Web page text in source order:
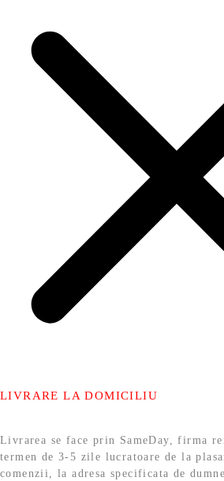
LIVRARE LA DOMICILIU
Livrarea se face prin SameDay, firma
termen de 3-5 zile lucratoare de la
comenzii, la adresa specificata de